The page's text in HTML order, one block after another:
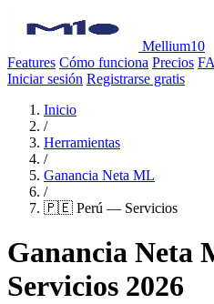
Mellium10
Features Cómo funciona Precios
Iniciar sesión Registrarse gratis
Inicio
/
Herramientas
/
Ganancia Neta ML
/
🇵🇪 Perú — Servicios
Ganancia
Servicios 2026